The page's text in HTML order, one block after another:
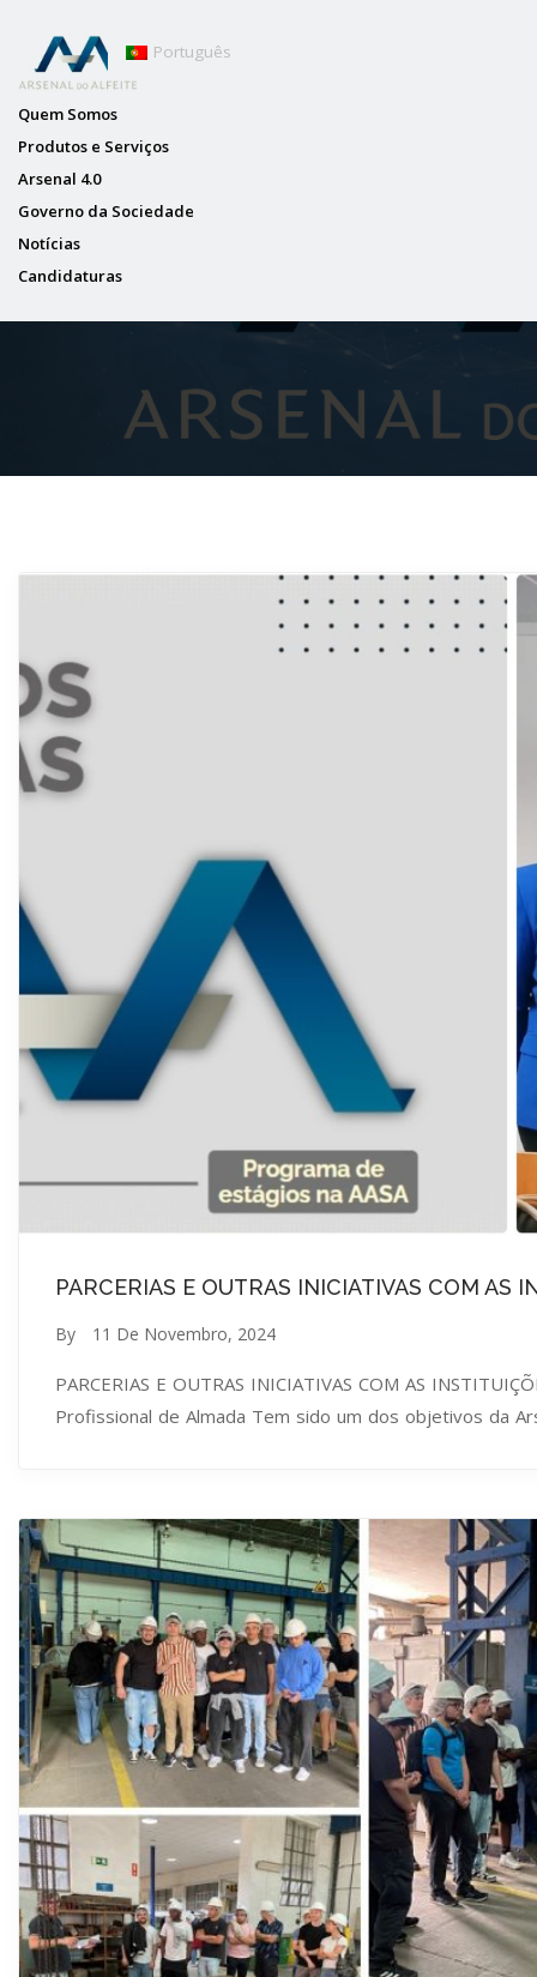
Quem Somos
Produtos e Serviços
Arsenal 4.0
Governo da Sociedade
Notícias
Candidaturas
PARCERIAS E OUTRAS INICIATIVAS COM AS
By 11 De Novembro, 2024
PARCERIAS E OUTRAS INICIATIVAS COM AS
Profissional de Almada Tem sido um dos objetivos da
Português